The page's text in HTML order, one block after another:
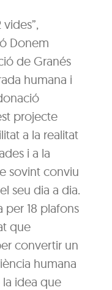
Donem
de Granés
humana i
projecte
a la realitat
i a la
sovint conviu
seu dia a dia.
per 18 plafons
que
convertir un
humana
idea que